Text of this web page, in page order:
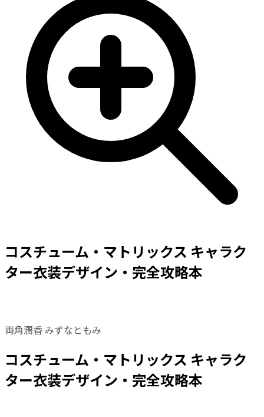
コスチューム・マトリックス キャラク
ター衣装デザイン・完全攻略本
両角潤香 みずなともみ
コスチューム・マトリックス キャラク
ター衣装デザイン・完全攻略本